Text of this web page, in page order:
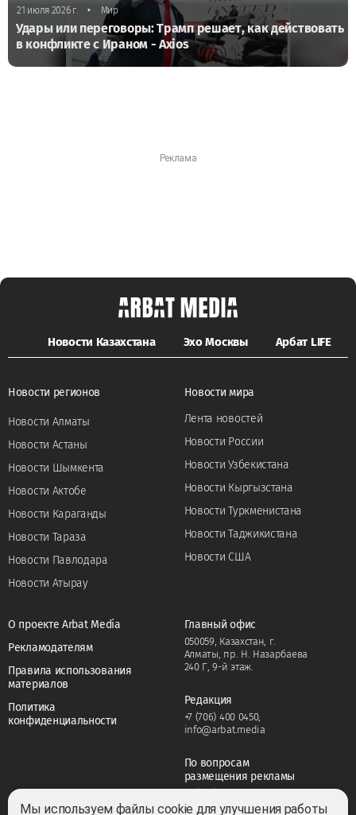
21 июля 2026 г. • Мир
Удары или переговоры: Трамп решает, как действовать
в конфликте с Ираном - Axios
Новости Казахстана Эхо Москвы Арбат LIFE
Новости регионов
Новости Алматы
Новости Астаны
Новости Шымкента
Новости Актобе
Новости Караганды
Новости Тараза
Новости Павлодара
Новости Атырау
Новости мира
Лента новостей
Новости России
Новости Узбекистана
Новости Кыргызстана
Новости Туркменистана
Новости Таджикистана
Новости США
О проекте Arbat Media
Рекламодателям
Правила использования
материалов
Политика
конфиденциальности
Главный офис
050059, Казахстан, г.
Алматы, пр. Н. Назарбаева
240 Г, 9-й этаж.
Редакция
+7 (706) 400 0450,
info@arbat.media
По вопросам
размещения рекламы
adv@arbat.media
Мы используем файлы cookie для улучшения работы